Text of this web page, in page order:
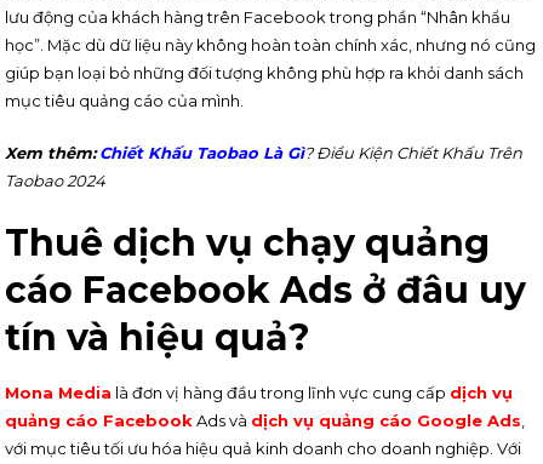
lưu động của khách hàng trên Facebook trong phần “Nhân khẩu
học”. Mặc dù dữ liệu này không hoàn toàn chính xác, nhưng nó cũng
giúp bạn loại bỏ những đối tượng không phù hợp ra khỏi danh sách
mục tiêu quảng cáo của mình.
Xem thêm: Chiết Khấu Taobao Là Gì? Điều Kiện Chiết Khấu Trên
Taobao 2024
Thuê dịch vụ chạy quảng
cáo Facebook Ads ở đâu uy
tín và hiệu quả?
Mona Media là đơn vị hàng đầu trong lĩnh vực cung cấp dịch vụ
quảng cáo Facebook Ads và dịch vụ quảng cáo Google Ads
với mục tiêu tối ưu hóa hiệu quả kinh doanh cho doanh nghiệp. Với